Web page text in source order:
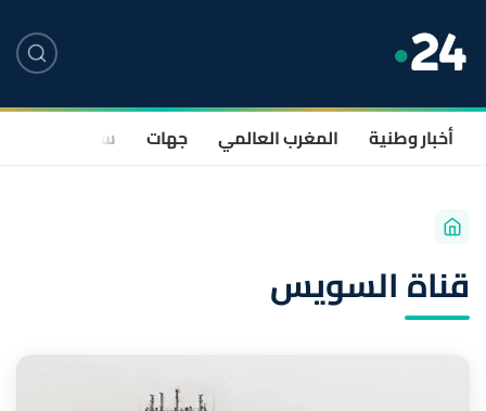
أخبار وطنية المغرب العالمي جهات سياسة
قناة السويس